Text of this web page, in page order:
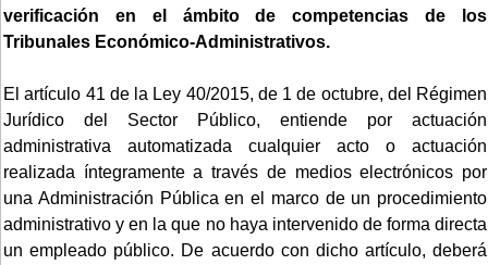
verificación en el ámbito de competencias de los
Tribunales Económico-Administrativos.
El artículo 41 de la Ley 40/2015, de 1 de octubre, del Régimen
Jurídico del Sector Público, entiende por actuación
administrativa automatizada cualquier acto o actuación
realizada íntegramente a través de medios electrónicos por
una Administración Pública en el marco de un procedimiento
administrativo y en la que no haya intervenido de forma directa
un empleado público. De acuerdo con dicho artículo, deberá